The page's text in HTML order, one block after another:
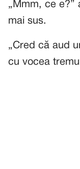
„Mmm, ce e?”
mai sus.
„Cred că aud
cu vocea